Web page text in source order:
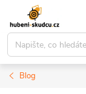
obsah
Blog